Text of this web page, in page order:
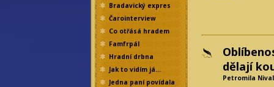
Bradavický expres
Čarointerview
Co otřásá hradem
Famfrpál
Hradní drbna
Jak to vidím já…
Jedna paní povídala
dělají
Petromila